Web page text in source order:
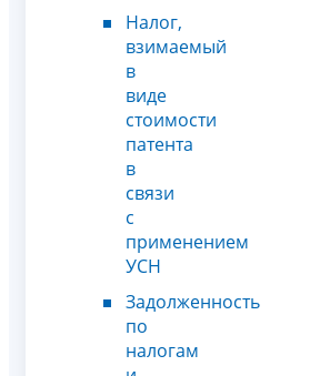
Налог,
взимаемый
в
виде
стоимости
патента
в
связи
с
применением
УСН
Задолженность
по
налогам